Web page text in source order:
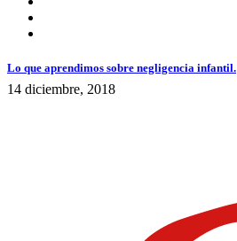
Lo que aprendimos sobre negligencia infantil.
14 diciembre, 2018